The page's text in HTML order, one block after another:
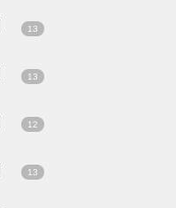
13
13
12
13